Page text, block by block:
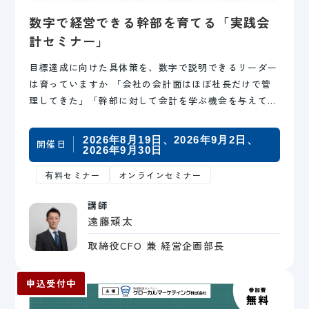
開催日 2026年8月19日
2026年9月2日
2026年9月30日
有料セミナー オンラインセミナー
数字で経営できる幹部を育てる「実践会
計セミナー」
目標達成に向けた具体策を、数字で説明できるリーダー
は育っていますか 「会社の会計面はほぼ社長だけで管
理してきた」「幹部に対して会計を学ぶ機会を与えてこ
出…
講師
遠藤頑太
取締役CFO 兼 経営企画部長
申込受付中